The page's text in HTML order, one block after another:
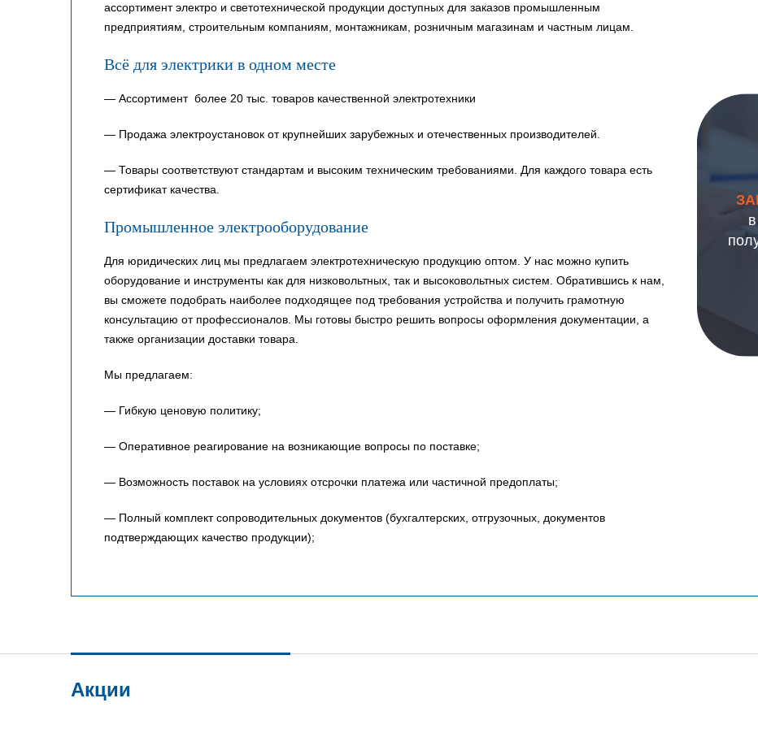
ассортимент электро и светотехнической продукции доступных для заказов промышленным
предприятиям, строительным компаниям, монтажникам, розничным магазинам и частным лицам.
Всё для электрики в одном месте
— Ассортимент более 20 тыс. товаров качественной электротехники
— Продажа электроустановок от крупнейших зарубежных и отечественных производителей.
— Товары соответствуют стандартам и высоким техническим требованиями. Для каждого товара есть
сертификат качества.
Промышленное электрооборудование
Для юридических лиц мы предлагаем электротехническую продукцию оптом. У нас можно купить
оборудование и инструменты как для низковольтных, так и высоковольтных систем. Обратившись к нам,
вы сможете подобрать наиболее подходящее под требования устройства и получить грамотную
консультацию от профессионалов. Мы готовы быстро решить вопросы оформления документации, а
также организации доставки товара.
Мы предлагаем:
— Гибкую ценовую политику;
— Оперативное реагирование на возникающие вопросы по поставке;
— Возможность поставок на условиях отсрочки платежа или частичной предоплаты;
— Полный комплект сопроводительных документов (бухгалтерских, отгрузочных, документов
подтверждающих качество продукции);
Акции